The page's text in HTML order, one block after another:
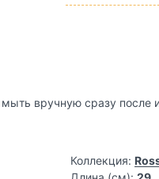
вручную сразу после
Коллекция: